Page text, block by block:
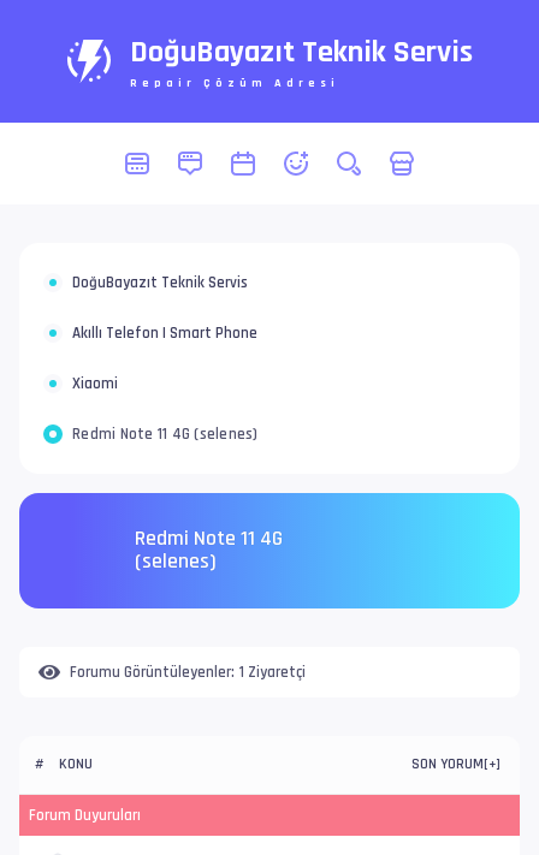
DoğuBayazıt Teknik Servis
Repair Çözüm Adresi
DoğuBayazıt Teknik Servis
Akıllı Telefon | Smart Phone
Xiaomi
Redmi Note 11 4G (selenes)
Redmi Note 11 4G
(selenes)
Forumu Görüntüleyenler: 1 Ziyaretçi
# KONU SON YORUM[+]
Forum Duyuruları